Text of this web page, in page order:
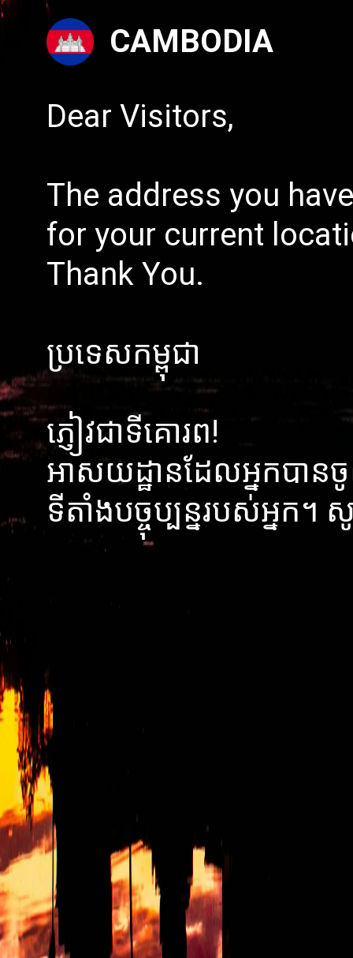
CAMBODIA
Dear Visitors,
The address you
for your current
Thank You.
ប្រទេសកម្ពុជា
ភ្ញៀវជាទីគោរព!
អាសយដ្ឋានដែលអ្នកបា
ទីតាំងបច្ចុប្បន្នរបស់អ្នក